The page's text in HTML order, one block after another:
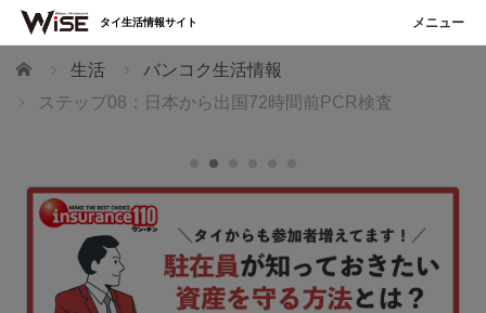
ホーム 生活
バンコク生活情報
ステップ08：日本から出国72時間前PCR検査
タイ生活情報サイト